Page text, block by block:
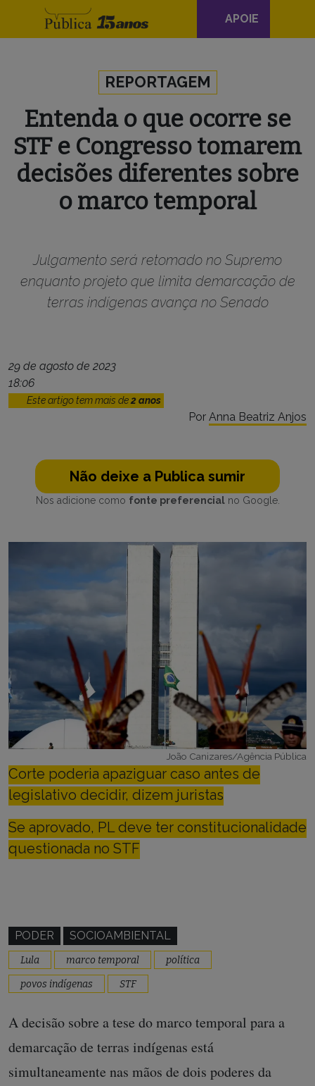
Navegação
principal
APOIE
REPORTAGEM
Entenda o que ocorre se
STF e Congresso tomarem
decisões diferentes sobre
o marco temporal
Julgamento será retomado no Supremo
enquanto projeto que limita demarcação de
terras indígenas avança no Senado
29 de agosto de 2023
18:06
Este artigo tem mais de2 anos
Por Anna Beatriz Anjos
Não deixe a Publica sumir
Nos adicione como fonte preferencialno Google.
João Canizares/Agência Pública
Corte poderia apaziguar caso antes de
legislativo decidir, dizem juristas
Se aprovado, PL deve ter constitucionalidade
questionada no STF
PODER SOCIOAMBIENTAL
Lula marco temporal
política
povos indígenas
STF
A decisão sobre a tese do marco temporal para a
demarcação de terras indígenas está
simultaneamente nas mãos de dois poderes da